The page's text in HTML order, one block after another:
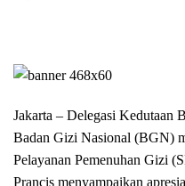
Jakarta – Delegasi Kedutaan
Badan Gizi Nasional (BGN)
Pelayanan Pemenuhan Gizi
Prancis menyampaikan